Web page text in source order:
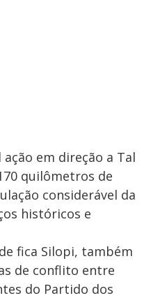
em direção a Tal
quilômetros de
considerável da
históricos e
fica Silopi, também
de conflito entre
do Partido dos